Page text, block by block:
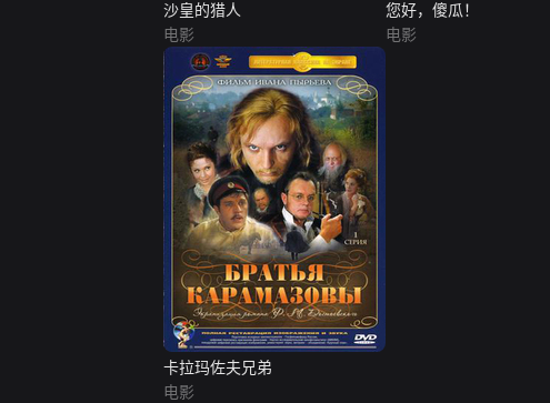
沙皇的猎人
电影
您好，傻瓜！
电影
卡拉玛佐夫兄弟
电影